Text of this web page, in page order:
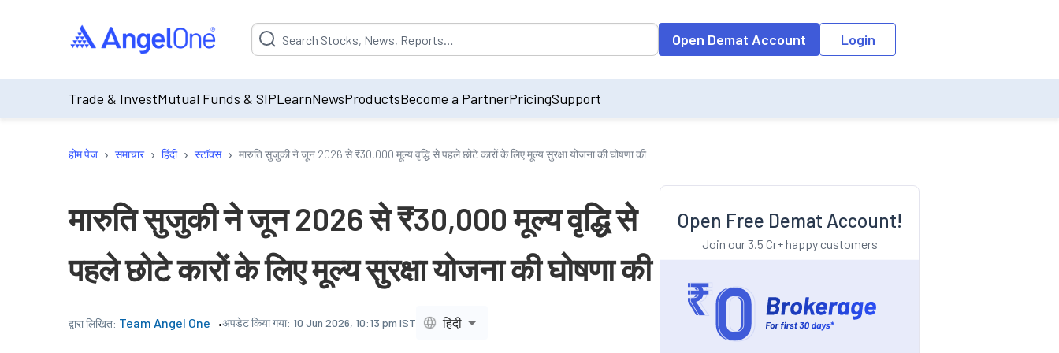
Suggestion will be populated by default on accessing the input field. On entering data into the input field, the suggestion list will be updated as per the
Open Demat Account Login
Trade & InvestMutual Funds & SIPLearnNewsProductsBecome a PartnerPricingSupport
होम पेज › समाचार › हिंदी › स्टॉक्स › मारुति सुजुकी ने जून 2026 से ₹30,000 मूल्य वृद्धि से पहले छोटे कारों के लिए मूल्य सुरक्षा योजना की घोषणा की
मारुति सुजुकी ने जून 2026 से ₹30,000 मूल्य वृद्धि से
पहले छोटे कारों के लिए मूल्य सुरक्षा योजना की घोषणा की
द्वारा लिखित: Team Angel One अपडेट किया गया: 10 Jun 2026, 10:13 pm IST हिंदी
Open Free Demat Account!
Join our 3.5 Cr+ happy customers